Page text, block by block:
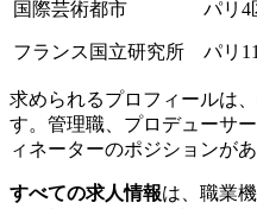
国際芸術都市 パリ4
フランス国立研究所
パリ
求められるプロフィールは
す。管理職、プロデューサ
ィネーターのポジションがあ
すべての求人情報は、職業